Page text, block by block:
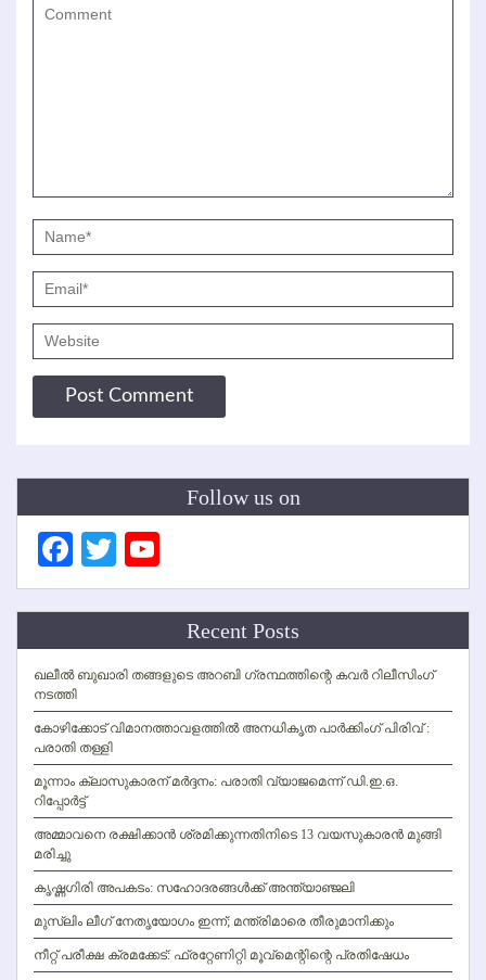
Follow us on
Facebook
Twitter
Channel
Recent Posts
ഖലീല്‍ ബുഖാരി തങ്ങളുടെ അറബി ഗ്രന്ഥത്തിന്റെ കവര്‍ റിലീസിംഗ്
നടത്തി
കോഴിക്കോട് വിമാനത്താവളത്തില്‍ അനധികൃത പാര്‍ക്കിംഗ് പിരിവ് :
പരാതി തള്ളി
മൂന്നാം ക്ലാസുകാരന് മര്‍ദ്ദനം: പരാതി വ്യാജമെന്ന് ഡി.ഇ.ഒ.
റിപ്പോര്‍ട്ട്
അമ്മാവനെ രക്ഷിക്കാന്‍ ശ്രമിക്കുന്നതിനിടെ 13 വയസുകാരന്‍ മുങ്ങി
മരിച്ചു
കൃഷ്ണഗിരി അപകടം: സഹോദരങ്ങള്‍ക്ക് അന്ത്യാഞ്ജലി
മുസ്ലിം ലീഗ് നേതൃയോഗം ഇന്ന്; മന്ത്രിമാരെ തീരുമാനിക്കും
നീറ്റ് പരീക്ഷ ക്രമക്കേട്: ഫ്രറ്റേണിറ്റി മൂവ്‌മെന്റിന്റെ പ്രതിഷേധം